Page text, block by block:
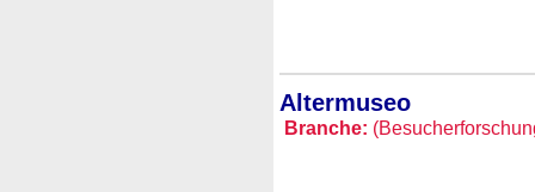
Altermuseo
Branche: